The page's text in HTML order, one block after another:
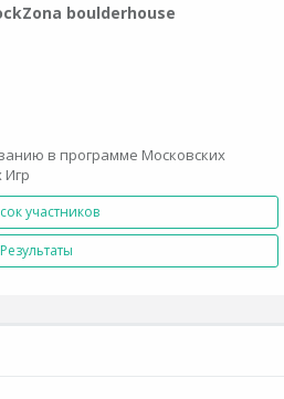
boulderhouse
в программе Московских
Игр
участников
Результаты